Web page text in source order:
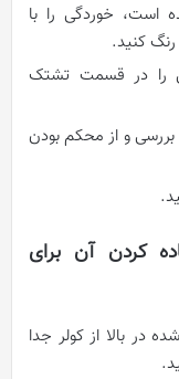
است، خوردگی را با
رنگ کنید.
را در قسمت تشتک
بررسی و از محکم بودن
کردن آن برای
در بالا از کولر جدا